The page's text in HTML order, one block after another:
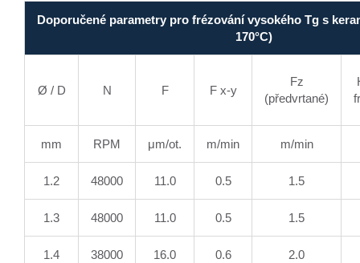
Doporučené parametry pro frézování vysokého Tg s
170°C)
Ø / D N F F x-y
Fz
(předvrtané)
mm RPM μm/ot. m/min m/min
1.2 48000 11.0 0.5 1.5
1.3 48000 11.0 0.5 1.5
1.4 38000 16.0 0.6 2.0